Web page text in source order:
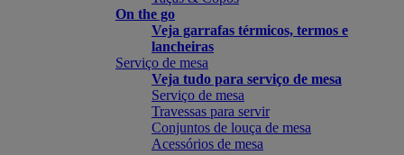
On the go
Veja garrafas térmicos, termos e
lancheiras
Serviço de mesa
Veja tudo para serviço de mesa
Serviço de mesa
Travessas para servir
Conjuntos de louça de mesa
Acessórios de mesa